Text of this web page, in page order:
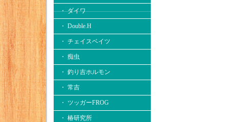
・ ダイワ
・ Double.H
・ チェイスベイツ
・ 痴虫
・ 釣り吉ホルモン
・ 常吉
・ ツッガーFROG
・ 椿研究所